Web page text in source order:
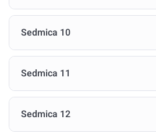
Sedmica 10
Sedmica 11
Sedmica 12